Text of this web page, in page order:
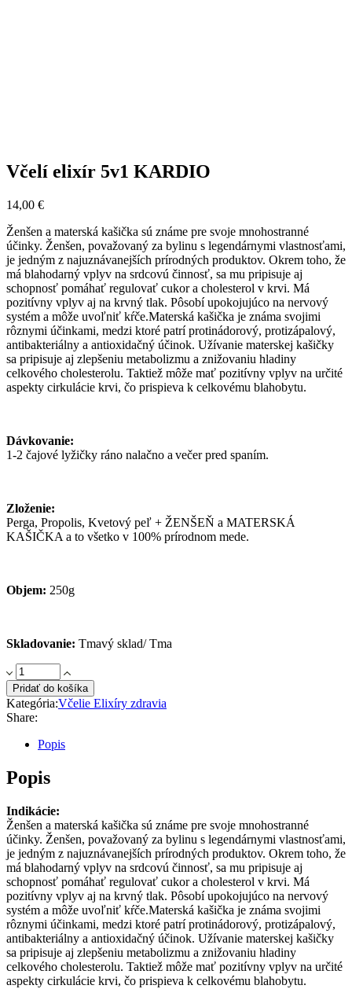
Včelí elixír 5v1 KARDIO
14,00 €
Ženšen a materská kašička sú známe pre svoje mnohostranné
účinky. Ženšen, považovaný za bylinu s legendárnymi vlastnosťami,
je jedným z najuznávanejších prírodných produktov. Okrem toho, že
má blahodarný vplyv na srdcovú činnosť, sa mu pripisuje aj
schopnosť pomáhať regulovať cukor a cholesterol v krvi. Má
pozitívny vplyv aj na krvný tlak. Pôsobí upokojujúco na nervový
systém a môže uvoľniť kŕče.Materská kašička je známa svojimi
rôznymi účinkami, medzi ktoré patrí protinádorový, protizápalový,
antibakteriálny a antioxidačný účinok. Užívanie materskej kašičky
sa pripisuje aj zlepšeniu metabolizmu a znižovaniu hladiny
celkového cholesterolu. Taktiež môže mať pozitívny vplyv na určité
aspekty cirkulácie krvi, čo prispieva k celkovému blahobytu.
Dávkovanie:
1-2 čajové lyžičky ráno nalačno a večer pred spaním.
Zloženie:
Perga, Propolis, Kvetový peľ + ŽENŠEŇ a MATERSKÁ
KAŠIČKA a to všetko v 100% prírodnom mede.
Objem: 250g
Skladovanie: Tmavý sklad/ Tma
Včelí
elixír
5v1
KARDIO
quantity
Pridať do košíka
Kategória:Včelie Elixíry zdravia
Share:
Popis
Popis
Indikácie:
Ženšen a materská kašička sú známe pre svoje mnohostranné
účinky. Ženšen, považovaný za bylinu s legendárnymi vlastnosťami,
je jedným z najuznávanejších prírodných produktov. Okrem toho, že
má blahodarný vplyv na srdcovú činnosť, sa mu pripisuje aj
schopnosť pomáhať regulovať cukor a cholesterol v krvi. Má
pozitívny vplyv aj na krvný tlak. Pôsobí upokojujúco na nervový
systém a môže uvoľniť kŕče.Materská kašička je známa svojimi
rôznymi účinkami, medzi ktoré patrí protinádorový, protizápalový,
antibakteriálny a antioxidačný účinok. Užívanie materskej kašičky
sa pripisuje aj zlepšeniu metabolizmu a znižovaniu hladiny
celkového cholesterolu. Taktiež môže mať pozitívny vplyv na určité
aspekty cirkulácie krvi, čo prispieva k celkovému blahobytu.